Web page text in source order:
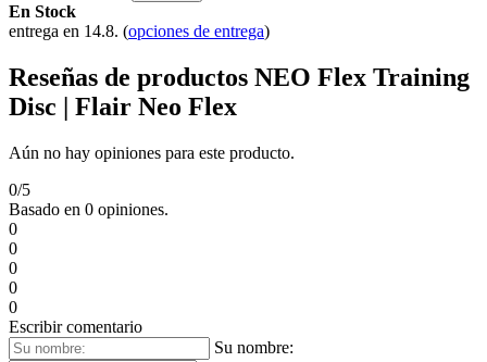
En Stock
entrega en 14.8. (opciones de entrega)
Reseñas de productos NEO Flex Training
Disc | Flair Neo Flex
Aún no hay opiniones para este producto.
0/5
Basado en 0 opiniones.
0
0
0
0
0
Escribir comentario
Su nombre: